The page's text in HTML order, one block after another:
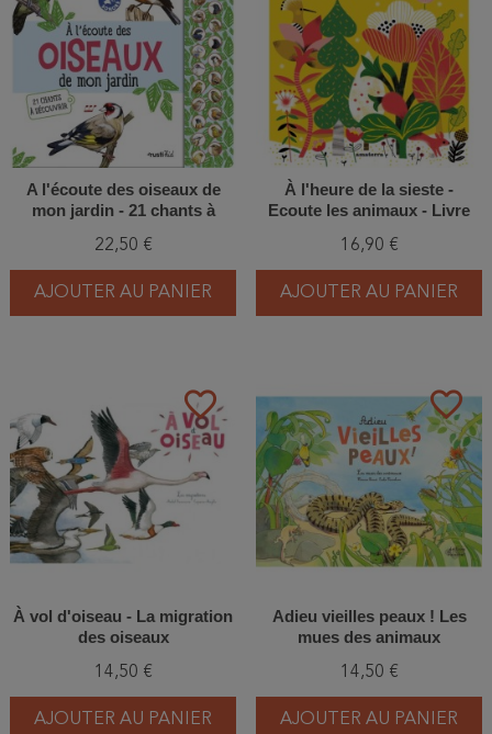
A l'écoute des oiseaux de
mon jardin - 21 chants à
22,50 €
AJOUTER AU PANIER
À l'heure de la sieste -
Ecoute les animaux - Livre
16,90 €
AJOUTER AU PANIER
favorite_border
À vol d'oiseau - La migration
des oiseaux
14,50 €
AJOUTER AU PANIER
favorite_border
Adieu vieilles peaux ! Les
mues des animaux
14,50 €
AJOUTER AU PANIER